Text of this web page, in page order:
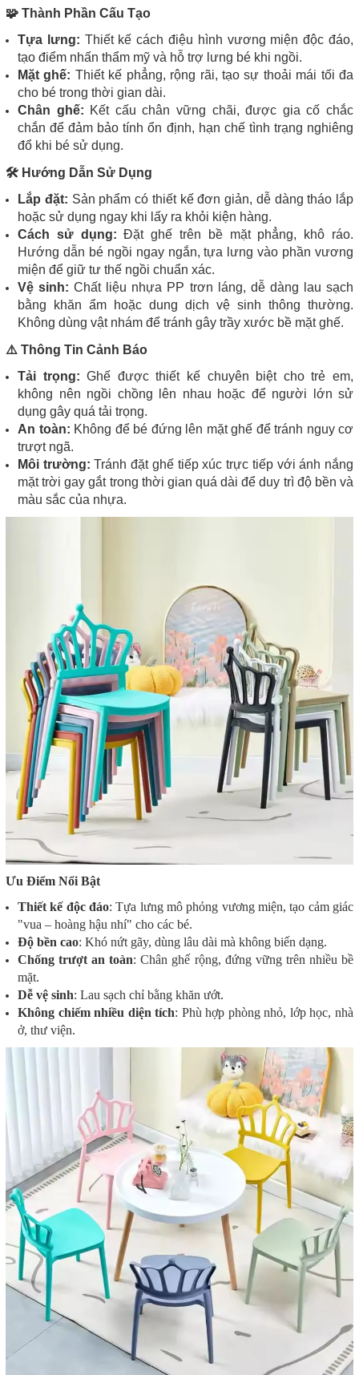
🧩 Thành Phần Cấu Tạo
Tựa lưng: Thiết kế cách điệu hình vương miện độc đáo,
tạo điểm nhấn thẩm mỹ và hỗ trợ lưng bé khi ngồi.
Mặt ghế: Thiết kế phẳng, rộng rãi, tạo sự thoải mái tối đa
cho bé trong thời gian dài.
Chân ghế: Kết cấu chân vững chãi, được gia cố chắc
chắn để đảm bảo tính ổn định, hạn chế tình trạng nghiêng
đổ khi bé sử dụng.
🛠️ Hướng Dẫn Sử Dụng
Lắp đặt: Sản phẩm có thiết kế đơn giản, dễ dàng tháo lắp
hoặc sử dụng ngay khi lấy ra khỏi kiện hàng.
Cách sử dụng: Đặt ghế trên bề mặt phẳng, khô ráo.
Hướng dẫn bé ngồi ngay ngắn, tựa lưng vào phần vương
miện để giữ tư thế ngồi chuẩn xác.
Vệ sinh: Chất liệu nhựa PP trơn láng, dễ dàng lau sạch
bằng khăn ẩm hoặc dung dịch vệ sinh thông thường.
Không dùng vật nhám để tránh gây trầy xước bề mặt ghế.
⚠️ Thông Tin Cảnh Báo
Tải trọng: Ghế được thiết kế chuyên biệt cho trẻ em,
không nên ngồi chồng lên nhau hoặc để người lớn sử
dụng gây quá tải trọng.
An toàn: Không để bé đứng lên mặt ghế để tránh nguy cơ
trượt ngã.
Môi trường: Tránh đặt ghế tiếp xúc trực tiếp với ánh nắng
mặt trời gay gắt trong thời gian quá dài để duy trì độ bền và
màu sắc của nhựa.
Ưu Điểm Nổi Bật
Thiết kế độc đáo: Tựa lưng mô phỏng vương miện, tạo cảm giác
"vua – hoàng hậu nhí" cho các bé.
Độ bền cao: Khó nứt gãy, dùng lâu dài mà không biến dạng.
Chống trượt an toàn: Chân ghế rộng, đứng vững trên nhiều bề
mặt.
Dễ vệ sinh: Lau sạch chỉ bằng khăn ướt.
Không chiếm nhiều diện tích: Phù hợp phòng nhỏ, lớp học, nhà
ở, thư viện.